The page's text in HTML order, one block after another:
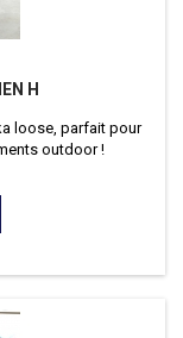
H
loose, parfait pour
outdoor !